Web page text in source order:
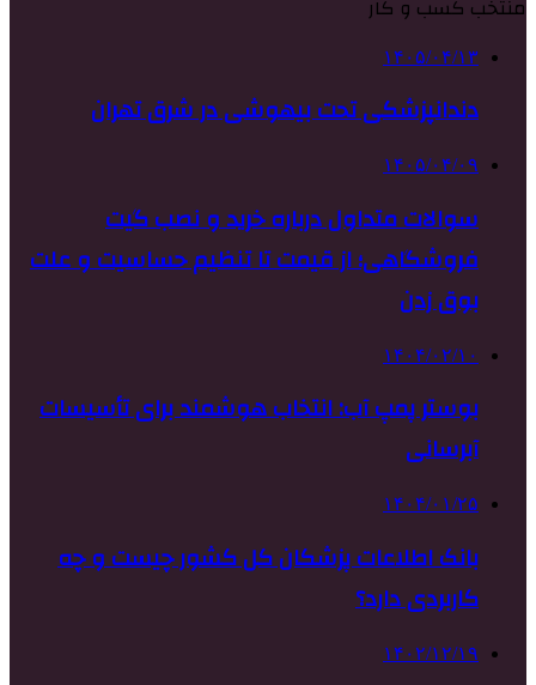
منتخب کسب و کار
۱۴۰۵/۰۴/۱۳
دندانپزشکی تحت بیهوشی در شرق تهران
۱۴۰۵/۰۴/۰۹
سوالات متداول درباره خرید و نصب گیت
فروشگاهی؛ از قیمت تا تنظیم حساسیت و علت
بوق زدن
۱۴۰۴/۰۲/۱۰
بوستر پمپ آب: انتخاب هوشمند برای تأسیسات
آبرسانی
۱۴۰۴/۰۱/۲۵
بانک اطلاعات پزشکان کل کشور چیست و چه
کاربردی دارد؟
۱۴۰۲/۱۲/۱۹